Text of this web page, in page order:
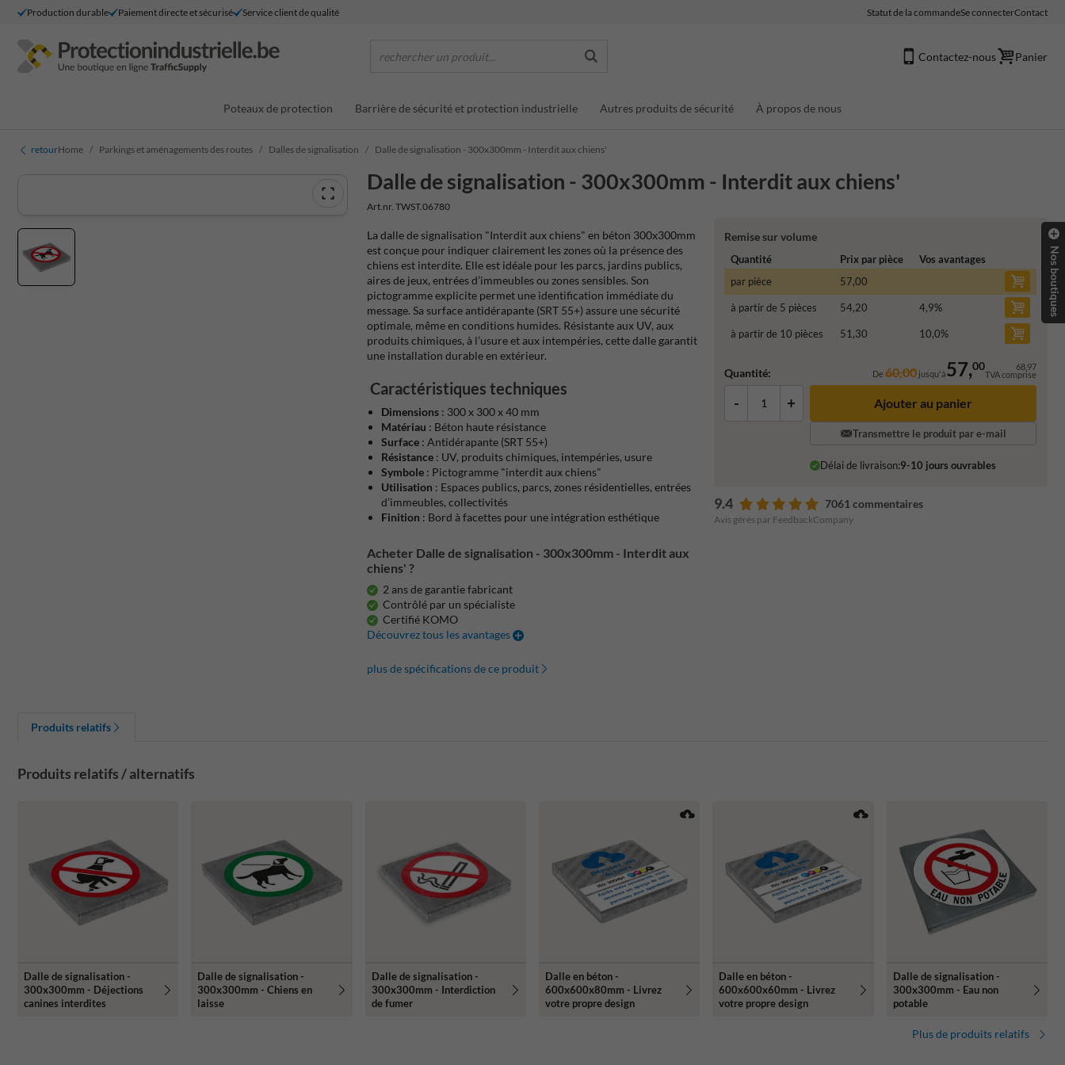
Production durable Paiement directe et sécurisé Service client de qualité Statut de la commandeSe connecterContact
rechercher un produit... Contactez-nous Panier
Poteaux de protection Barrière de sécurité et protection industrielle Autres produits de sécurité À propos de nous
retourHome Parkings et aménagements des routes Dalles de signalisation Dalle de signalisation - 300x300mm - Interdit aux chiens'
Dalle de signalisation - 300x300mm - Interdit aux chiens'
Art.nr. TWST.06780
Remise sur volume
Quantité Prix par pièce
Vos avantages
par pièce
57,00
à partir de 5 pièces 54,20 4,9%
à partir de 10 pièces 51,30 10,0%
Quantité: De60,00 jusqu'à57,00 68,97
TVA comprise
- + Ajouter au panier
Transmettre le produit par e-mail
Délai de livraison:9-10 jours ouvrables
9.4 7061 commentaires
Avis gérés par FeedbackCompany
La dalle de signalisation "Interdit aux chiens" en béton 300x300mm
est conçue pour indiquer clairement les zones où la présence des
chiens est interdite. Elle est idéale pour les parcs, jardins publics,
aires de jeux, entrées d’immeubles ou zones sensibles. Son
pictogramme explicite permet une identification immédiate du
message. Sa surface antidérapante (SRT 55+) assure une sécurité
optimale, même en conditions humides. Résistante aux UV, aux
produits chimiques, à l’usure et aux intempéries, cette dalle garantit
une installation durable en extérieur.
Caractéristiques techniques
Dimensions : 300 x 300 x 40 mm
Matériau : Béton haute résistance
Surface : Antidérapante (SRT 55+)
Résistance : UV, produits chimiques, intempéries, usure
Symbole : Pictogramme "interdit aux chiens"
Utilisation : Espaces publics, parcs, zones résidentielles, entrées
d’immeubles, collectivités
Finition : Bord à facettes pour une intégration esthétique
Acheter Dalle de signalisation - 300x300mm - Interdit aux
chiens' ?
2 ans de garantie fabricant
Contrôlé par un spécialiste
Certifié KOMO
Découvrez tous les avantages
plus de spécifications de ce produit
Produits relatifs
Produits relatifs / alternatifs
Dalle de signalisation -
300x300mm - Déjections
canines interdites
Dalle de signalisation -
300x300mm - Chiens en
laisse
Dalle de signalisation -
300x300mm - Interdiction
de fumer
Dalle en béton -
600x600x80mm - Livrez
votre propre design
Dalle en béton -
600x600x60mm - Livrez
votre propre design
Dalle de signalisation -
300x300mm - Eau non
potable
Plus de produits relatifs
Nos boutiques